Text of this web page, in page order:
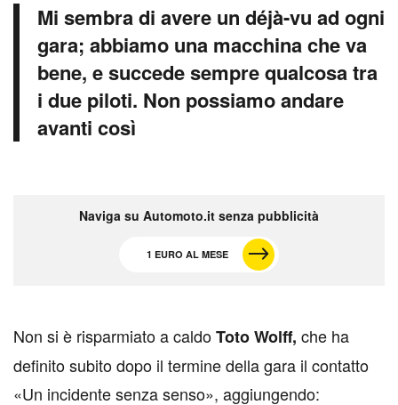
Mi sembra di avere un déjà-vu ad ogni
gara; abbiamo una macchina che va
bene, e succede sempre qualcosa tra
i due piloti. Non possiamo andare
avanti così
Naviga su Automoto.it senza pubblicità
1 EURO AL MESE
Non si è risparmiato a caldoToto Wolff, che ha
definito subito dopo il termine della gara il contatto
«Un incidente senza senso», aggiungendo: